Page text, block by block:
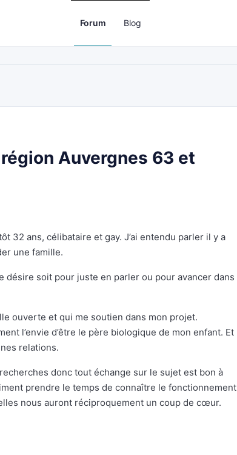
Forum Blog
Auvergnes 63 et
32 ans, célibataire et gay. J’ai entendu parler il y a
une famille.
désire soit pour juste en parler ou pour avancer dans
ouverte et qui me soutien dans mon projet.
l’envie d’être le père biologique de mon enfant. Et
relations.
donc tout échange sur le sujet est bon à
prendre le temps de connaître le fonctionnement
nous auront réciproquement un coup de cœur.